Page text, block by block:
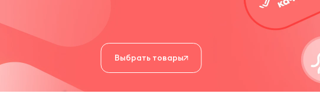
Выбрать товары